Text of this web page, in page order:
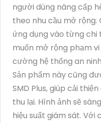
người dùng nâng cấp
theo nhu cầu mở
ứng dụng vào từng
muốn mở rộng phạm
cường hệ thống an
Sản phẩm này cũng
SMD Plus, giúp cải
thu lại. Hình ảnh sẽ
hiệu suất giám sát.